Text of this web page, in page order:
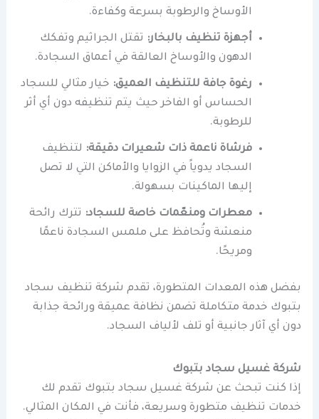
الأوساخ والرطوبة بسرعة وكفاءة.
أجهزة تنظيف بالبخار: تقتل الجراثيم وتفكك
الدهون والأوساخ العالقة في أعماق السجادة.
رغوة جافة للتنظيف العميق: خيار مثالي للسجاد
الحساس أو الفاخر حيث يتم تنظيفه دون أي أثر
للرطوبة.
فرشاة ناعمة ذات شعيرات دقيقة: لتنظيف
السجاد يدوياً في الزوايا والأماكن التي لا تصل
إليها الماكينات بسهولة.
معطرات ومنعّمات خاصة للسجاد: تترك رائحة
منعشة وتُحافظ على ملمس السجادة ناعمًا
ومريحًا.
بفضل هذه المعدات المتطورة، تقدم شركة تنظيف سجاد
بتبوك خدمة متكاملة تضمن نظافة عميقة ورائحة جذابة
دون أي آثار جانبية أو تلف لألياف السجاد.
شركة غسيل سجاد بتبوك
إذا كنت تبحث عن شركة غسيل سجاد بتبوك تقدم لك
خدمات تنظيف متطورة وسريعة، فأنت في المكان المثالي.